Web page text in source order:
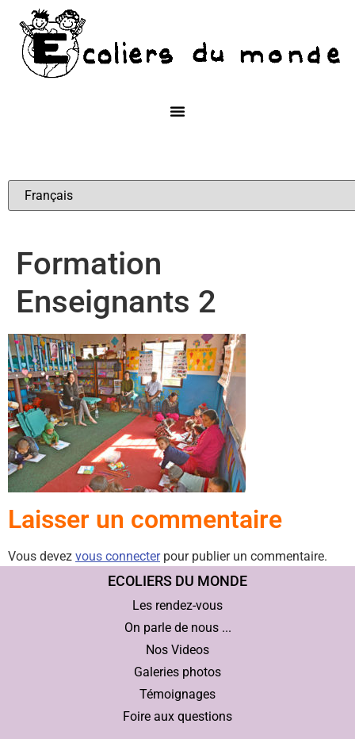
Formation
Enseignants 2
Laisser un commentaire
Vous devez vous connecterpour publier un commentaire.
ECOLIERS DU MONDE
Les rendez-vous
On parle de nous ...
Nos Videos
Galeries photos
Témoignages
Foire aux questions